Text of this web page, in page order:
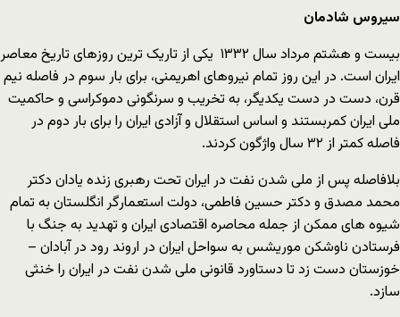
سیروس شادمان
بیست و هشتم مرداد سال ۱۳۳۲ یکی از تاریک ترین روزهای تاریخ معاصر
ایران است. در این روز تمام نیروهای اهریمنی، برای بار سوم در فاصله نیم
قرن، دست در دست یکدیگر، به تخریب و سرنگونی دموکراسی و حاکمیت
ملی ایران کمربستند و اساس استقلال و آزادی ایران را برای بار دوم در
فاصله کمتر از ۳۲ سال واژگون کردند.
بلافاصله پس از ملی شدن نفت در ایران تحت رهبری زنده یادان دکتر
محمد مصدق و دکتر حسین فاطمی، دولت استعمارگر انگلستان به تمام
شیوه های ممکن از جمله محاصره اقتصادی ایران و تهدید به جنگ با
فرستادن ناوشکن موریشس به سواحل ایران در اروند رود در آبادان –
خوزستان دست زد تا دستاورد قانونی ملی شدن نفت در ایران را خنثی
سازد.